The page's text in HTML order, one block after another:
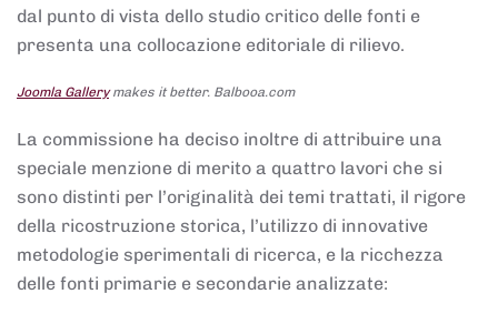
dal punto di vista dello studio critico delle fonti e
presenta una collocazione editoriale di rilievo.
Joomla Gallerymakes it better. Balbooa.com
La commissione ha deciso inoltre di attribuire una
speciale menzione di merito a quattro lavori che si
sono distinti per l’originalità dei temi trattati, il rigore
della ricostruzione storica, l’utilizzo di innovative
metodologie sperimentali di ricerca, e la ricchezza
delle fonti primarie e secondarie analizzate: